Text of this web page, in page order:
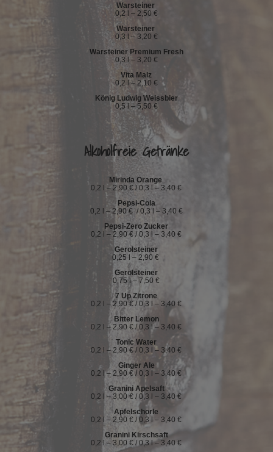
Warsteiner
0,2 l – 2,50 €
Warsteiner
0,3 l – 3,20 €
Warsteiner Premium Fresh
0,3 l – 3,20 €
Vita Malz
0,2 l – 2,10 €
König Ludwig Weissbier
0,5 l – 5,50 €
Alkoholfreie Getränke
Mirinda Orange
0,2 l – 2,90 € / 0,3 l – 3,40 €
Pepsi-Cola
0,2 l – 2,90 € / 0,3 l – 3,40 €
Pepsi-Zero Zucker
0,2 l – 2,90 € / 0,3 l – 3,40 €
Gerolsteiner
0,25 l – 2,90 €
Gerolsteiner
0,75 l – 7,50 €
7 Up Zitrone
0,2 l – 2,90 € / 0,3 l – 3,40 €
Bitter Lemon
0,2 l – 2,90 € / 0,3 l – 3,40 €
Tonic Water
0,2 l – 2,90 € / 0,3 l – 3,40 €
Ginger Ale
0,2 l – 2,90 € / 0,3 l – 3,40 €
Granini Apelsaft
0,2 l – 3,00 € / 0,3 l – 3,40 €
Apfelschorle
0,2 l – 2,90 € / 0,3 l – 3,40 €
Granini Kirschsaft
0,2 l – 3,00 € / 0,3 l – 3,40 €